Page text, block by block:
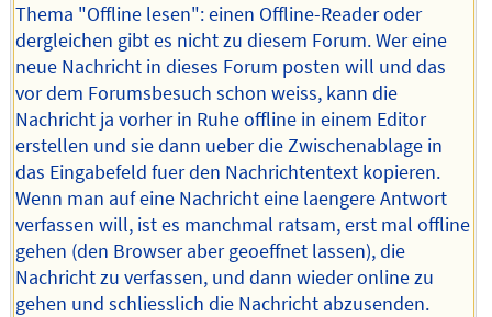
Thema "Offline lesen": einen Offline-Reader oder
dergleichen gibt es nicht zu diesem Forum. Wer eine
neue Nachricht in dieses Forum posten will und das
vor dem Forumsbesuch schon weiss, kann die
Nachricht ja vorher in Ruhe offline in einem Editor
erstellen und sie dann ueber die Zwischenablage in
das Eingabefeld fuer den Nachrichtentext kopieren.
Wenn man auf eine Nachricht eine laengere Antwort
verfassen will, ist es manchmal ratsam, erst mal offline
gehen (den Browser aber geoeffnet lassen), die
Nachricht zu verfassen, und dann wieder online zu
gehen und schliesslich die Nachricht abzusenden.